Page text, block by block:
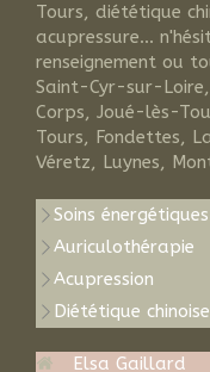
Tours, diététique
acupressure...
renseignement ou
Saint-Cyr-sur-
Corps, Joué-lès-
Tours, Fondettes,
Véretz, Luynes,
Soins énergétiques
Auriculothérapie
Acupression
Diététique chinoise
Elsa Gaillard